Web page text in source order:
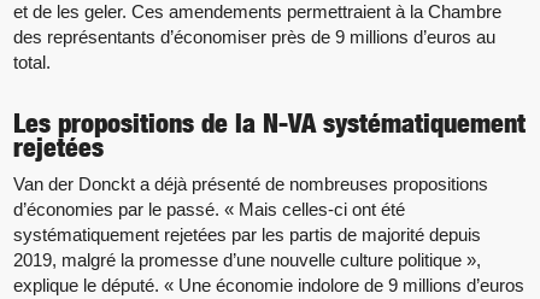
et de les geler. Ces amendements permettraient à la Chambre
des représentants d’économiser près de 9 millions d’euros au
total.
Les propositions de la N-VA systématiquement
rejetées
Van der Donckt a déjà présenté de nombreuses propositions
d’économies par le passé. « Mais celles-ci ont été
systématiquement rejetées par les partis de majorité depuis
2019, malgré la promesse d’une nouvelle culture politique »,
explique le député. « Une économie indolore de 9 millions d’euros